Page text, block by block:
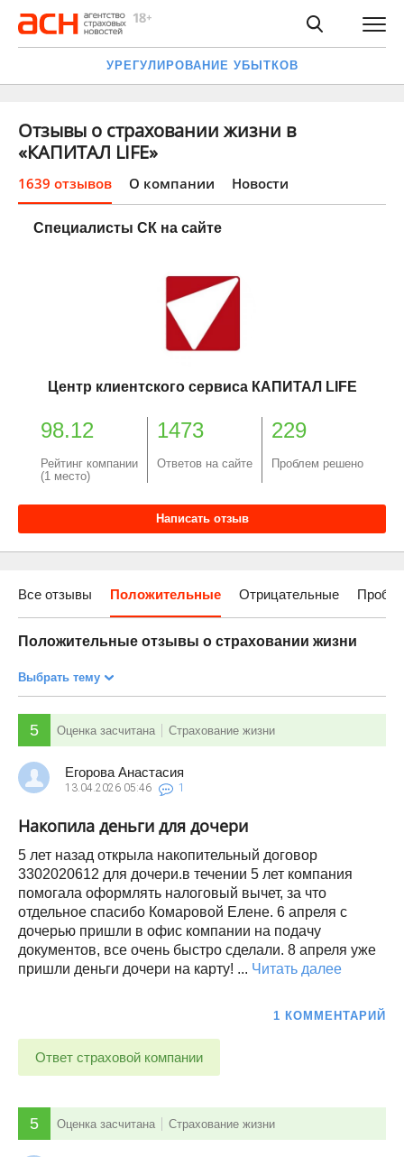
УРЕГУЛИРОВАНИЕ УБЫТКОВ
Отзывы о страховании жизни в
«КАПИТАЛ LIFE»
1639 отзывов О компании Новости
Специалисты СК на сайте
Центр клиентского сервиса КАПИТАЛ LIFE
98.12
Рейтинг компании
(1 место)
1473
Ответов на сайте
229
Проблем решено
Написать отзыв
Все отзывы Положительные Отрицательные
Положительные отзывы о страховании жизни
Выбрать тему
5 Оценка засчитана Страхование жизни
Егорова Анастасия
13.04.2026 05:46 1
Накопила деньги для дочери
5 лет назад открыла накопительный договор
3302020612 для дочери.в течении 5 лет компания
помогала оформлять налоговый вычет, за что
отдельное спасибо Комаровой Елене. 6 апреля с
дочерью пришли в офис компании на подачу
документов, все очень быстро сделали. 8 апреля уже
пришли деньги дочери на карту! ... Читать далее
1 КОММЕНТАРИЙ
Ответ страховой компании
5 Оценка засчитана Страхование жизни